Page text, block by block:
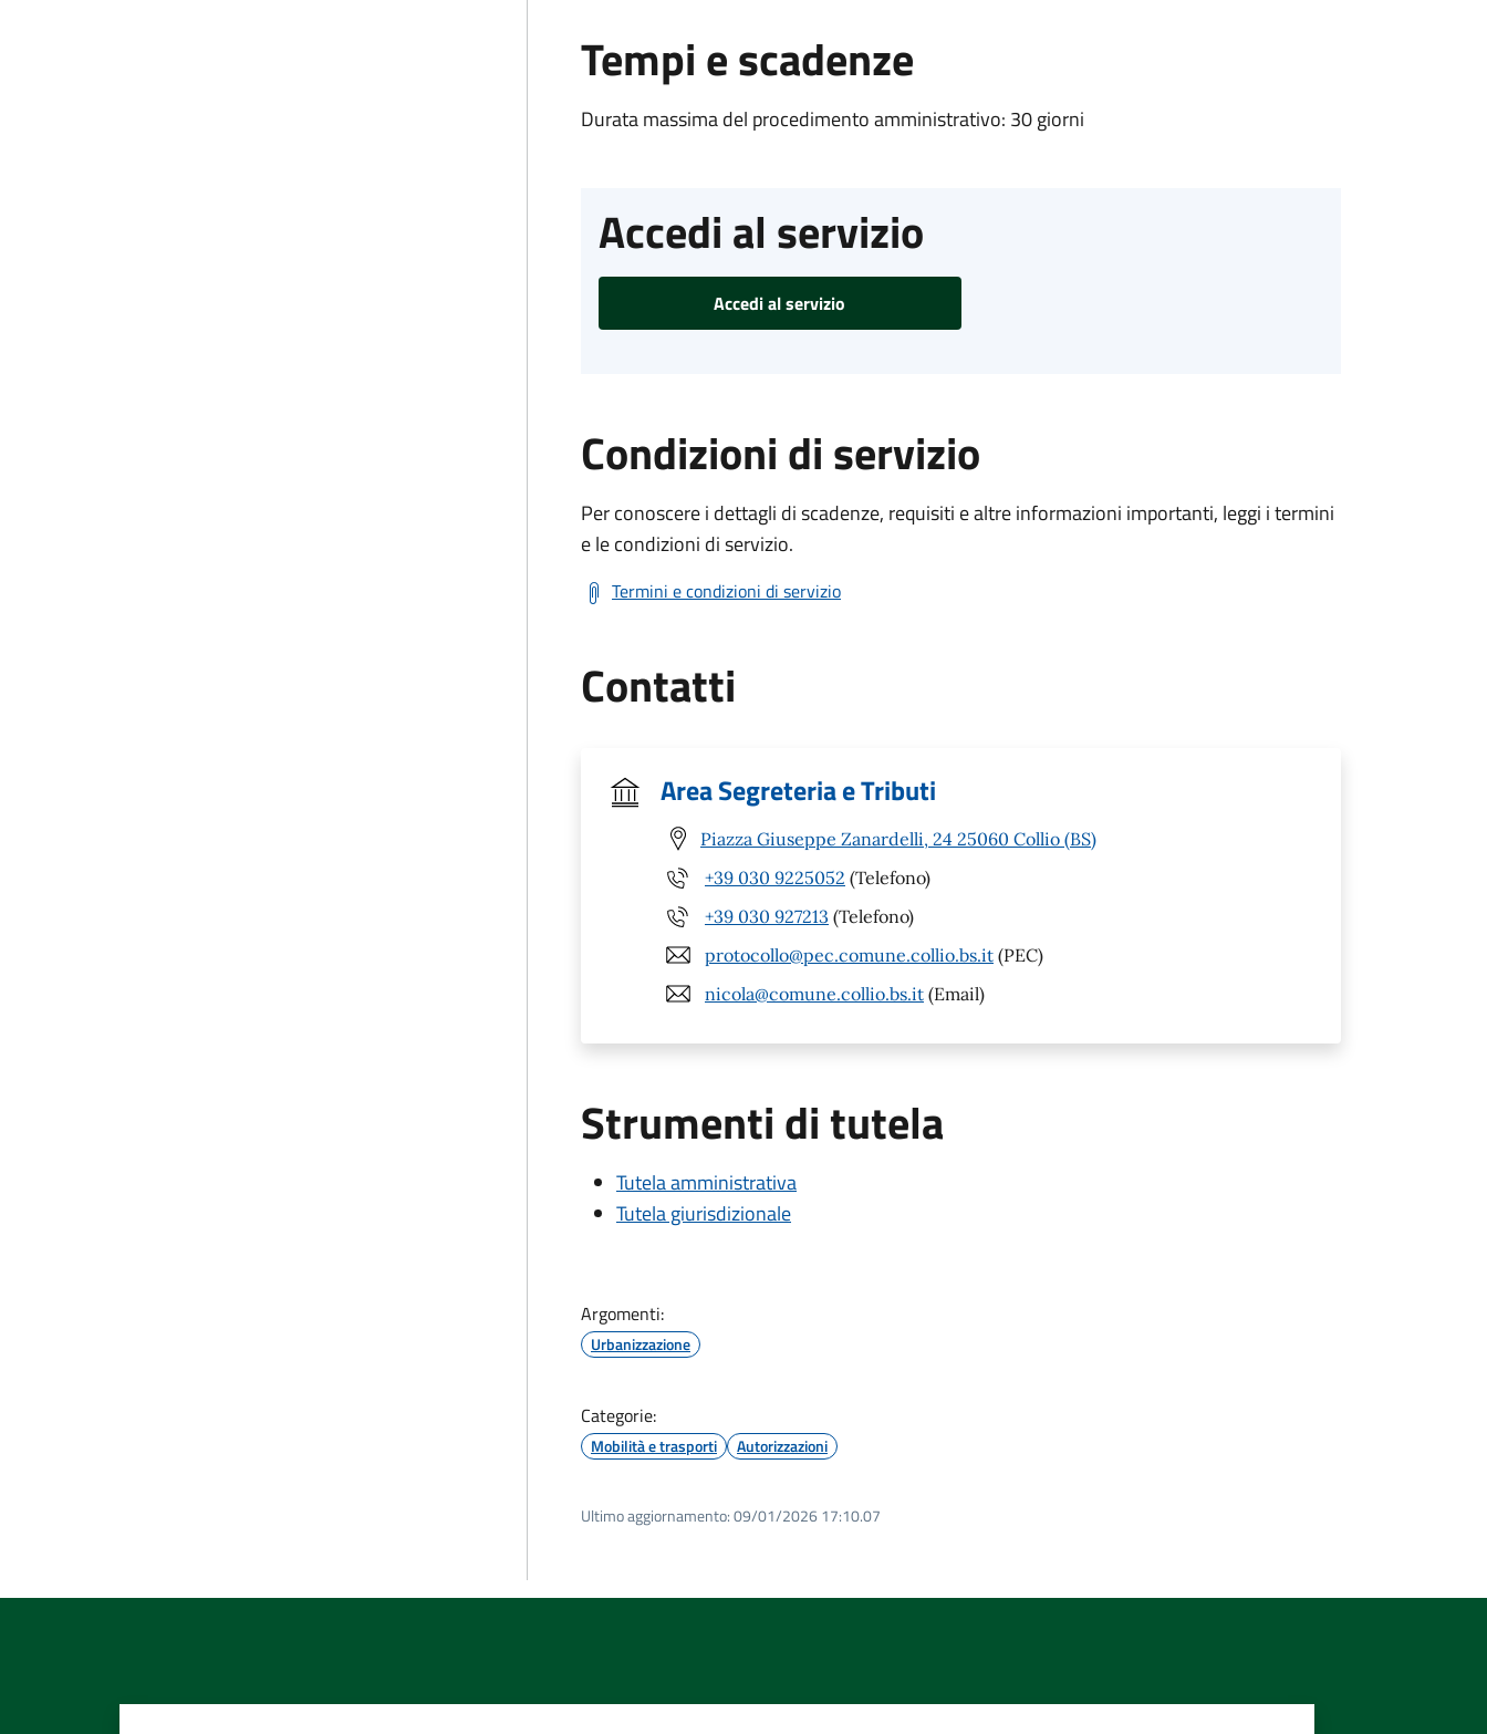
Tempi e scadenze
Durata massima del procedimento amministrativo: 30 giorni
Accedi al servizio
Accedi al servizio
Condizioni di servizio
Per conoscere i dettagli di scadenze, requisiti e altre informazioni importanti, leggi i termini
e le condizioni di servizio.
Termini e condizioni di servizio
Contatti
Area Segreteria e Tributi
Piazza Giuseppe Zanardelli, 24 25060 Collio (BS)
+39 030 9225052 (Telefono)
+39 030 927213 (Telefono)
protocollo@pec.comune.collio.bs.it (PEC)
nicola@comune.collio.bs.it (Email)
Strumenti di tutela
Tutela amministrativa
Tutela giurisdizionale
Argomenti:
Urbanizzazione
Categorie:
Mobilità e trasporti Autorizzazioni
Ultimo aggiornamento:09/01/2026 17:10.07